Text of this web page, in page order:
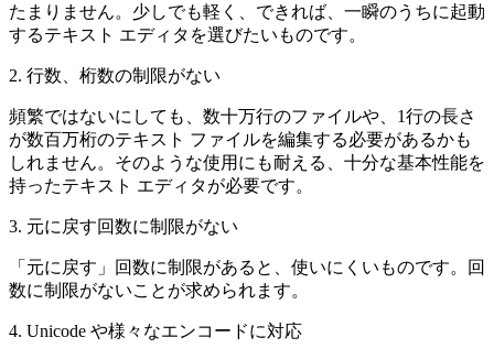
たまりません。少しでも軽く、できれば、一瞬のうちに起動
するテキスト エディタを選びたいものです。
2. 行数、桁数の制限がない
頻繁ではないにしても、数十万行のファイルや、1行の長さ
が数百万桁のテキスト ファイルを編集する必要があるかも
しれません。そのような使用にも耐える、十分な基本性能を
持ったテキスト エディタが必要です。
3. 元に戻す回数に制限がない
「元に戻す」回数に制限があると、使いにくいものです。回
数に制限がないことが求められます。
4. Unicode や様々なエンコードに対応